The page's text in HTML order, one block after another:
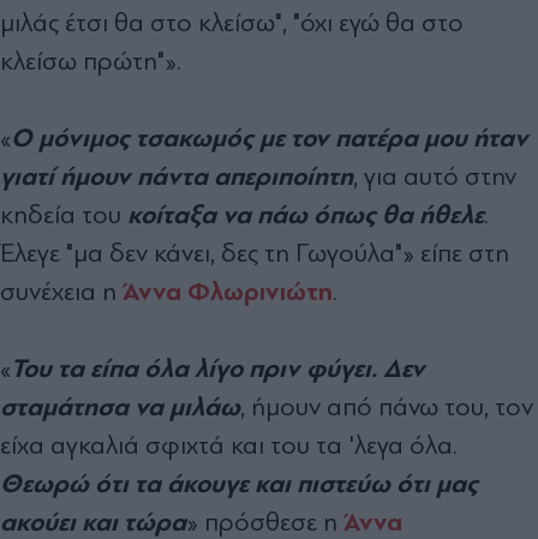
μιλάς έτσι θα στο κλείσω", "όχι εγώ θα στο
κλείσω πρώτη"».
«Ο μόνιμος τσακωμός με τον πατέρα μου ήταν
γιατί ήμουν πάντα απεριποίητη, για αυτό στην
κηδεία του κοίταξα να πάω όπως θα ήθελε.
Έλεγε "μα δεν κάνει, δες τη Γωγούλα"» είπε στη
συνέχεια η Άννα Φλωρινιώτη.
«Του τα είπα όλα λίγο πριν φύγει. Δεν
σταμάτησα να μιλάω, ήμουν από πάνω του, τον
είχα αγκαλιά σφιχτά και του τα 'λεγα όλα.
Θεωρώ ότι τα άκουγε και πιστεύω ότι μας
ακούει και τώρα» πρόσθεσε η Άννα